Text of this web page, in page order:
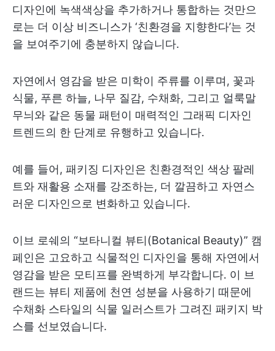
디자인에 녹색색상을 추가하거나 통합하는 것만으
로는 더 이상 비즈니스가 ‘친환경을 지향한다’는 것
을 보여주기에 충분하지 않습니다.
자연에서 영감을 받은 미학이 주류를 이루며, 꽃과
식물, 푸른 하늘, 나무 질감, 수채화, 그리고 얼룩말
무늬와 같은 동물 패턴이 매력적인 그래픽 디자인
트렌드의 한 단계로 유행하고 있습니다.
예를 들어, 패키징 디자인은 친환경적인 색상 팔레
트와 재활용 소재를 강조하는, 더 깔끔하고 자연스
러운 디자인으로 변화하고 있습니다.
이브 로쉐의 “보타니컬 뷰티(Botanical Beauty)” 캠
페인은 고요하고 식물적인 디자인을 통해 자연에서
영감을 받은 모티프를 완벽하게 부각합니다. 이 브
랜드는 뷰티 제품에 천연 성분을 사용하기 때문에
수채화 스타일의 식물 일러스트가 그려진 패키지 박
스를 선보였습니다.